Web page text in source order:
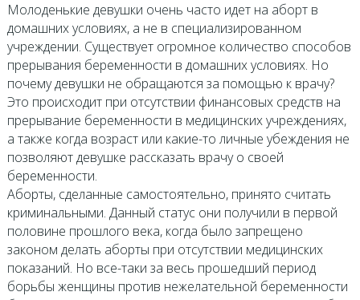
Молоденькие девушки очень часто идет на аборт в
домашних условиях, а не в специализированном
учреждении. Существует огромное количество способов
прерывания беременности в домашних условиях. Но
почему девушки не обращаются за помощью к врачу?
Это происходит при отсутствии финансовых средств на
прерывание беременности в медицинских учреждениях,
а также когда возраст или какие-то личные убеждения не
позволяют девушке рассказать врачу о своей
беременности.
Аборты, сделанные самостоятельно, принято считать
криминальными. Данный статус они получили в первой
половине прошлого века, когда было запрещено
законом делать аборты при отсутствии медицинских
показаний. Но все-таки за весь прошедший период
борьбы женщины против нежелательной беременности